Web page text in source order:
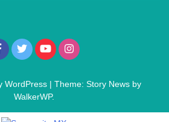
WordPress | Theme: Story News by
WalkerWP.